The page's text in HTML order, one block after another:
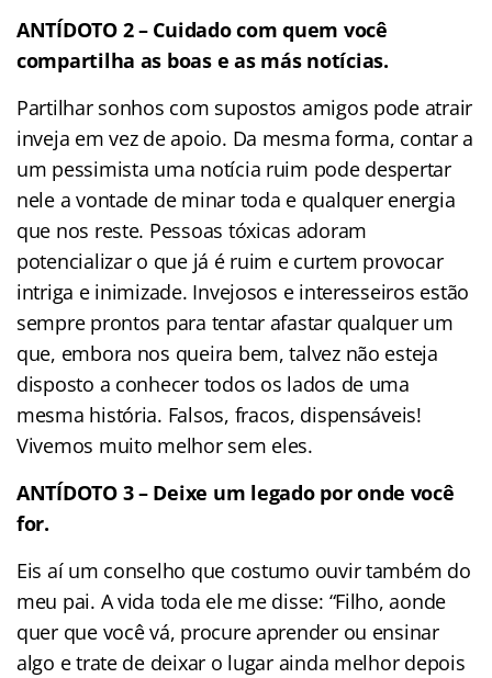
ANTÍDOTO 2 – Cuidado com quem você
compartilha as boas e as más notícias.
Partilhar sonhos com supostos amigos pode atrair
inveja em vez de apoio. Da mesma forma, contar a
um pessimista uma notícia ruim pode despertar
nele a vontade de minar toda e qualquer energia
que nos reste. Pessoas tóxicas adoram
potencializar o que já é ruim e curtem provocar
intriga e inimizade. Invejosos e interesseiros estão
sempre prontos para tentar afastar qualquer um
que, embora nos queira bem, talvez não esteja
disposto a conhecer todos os lados de uma
mesma história. Falsos, fracos, dispensáveis!
Vivemos muito melhor sem eles.
ANTÍDOTO 3 – Deixe um legado por onde você
for.
Eis aí um conselho que costumo ouvir também do
meu pai. A vida toda ele me disse: “Filho, aonde
quer que você vá, procure aprender ou ensinar
algo e trate de deixar o lugar ainda melhor depois